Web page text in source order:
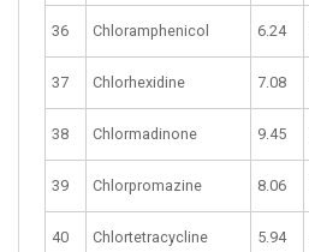
36 Chloramphenicol 6.24
37 Chlorhexidine 7.08
38 Chlormadinone 9.45
39 Chlorpromazine 8.06
40 Chlortetracycline 5.94